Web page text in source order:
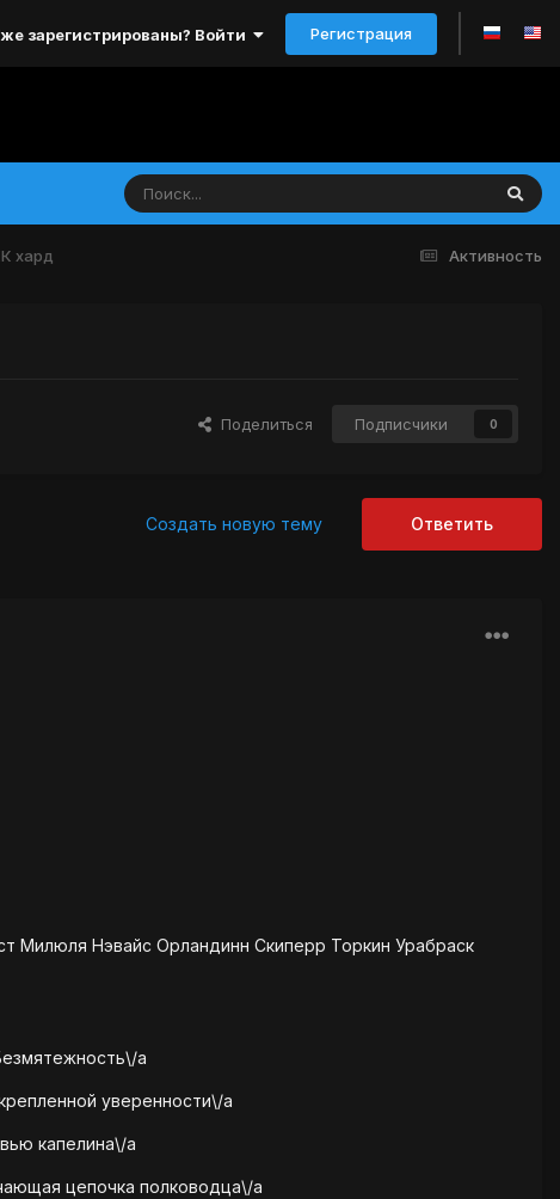
зарегистрированы? Войти Регистрация
Активность
хард
Поделиться Подписчики 0
Ответить
Создать новую тему
Милюля Нэвайс Орландинн Скиперр Торкин Урабраск
a
уверенности\/a
капелина\/a
цепочка полководца\/a